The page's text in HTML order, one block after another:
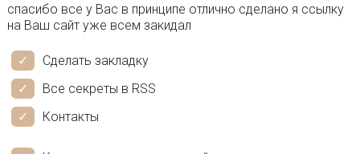
спасибо все у Вас в принципе отлично сделано я ссылку
на Ваш сайт уже всем закидал
Сделать закладку
Все секреты в RSS
Контакты